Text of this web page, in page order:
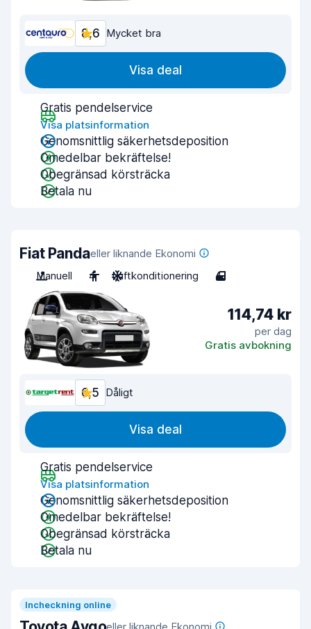
8,6 Mycket bra
Visa deal
Gratis pendelservice
Visa platsinformation
Genomsnittlig säkerhetsdeposition
Omedelbar bekräftelse!
Obegränsad körsträcka
Betala nu
Fiat Pandaeller liknande Ekonomi
Manuell
4 Luftkonditionering 4
114,74 kr
per dag
Gratis avbokning
6,5 Dåligt
Visa deal
Gratis pendelservice
Visa platsinformation
Genomsnittlig säkerhetsdeposition
Omedelbar bekräftelse!
Obegränsad körsträcka
Betala nu
Incheckning online